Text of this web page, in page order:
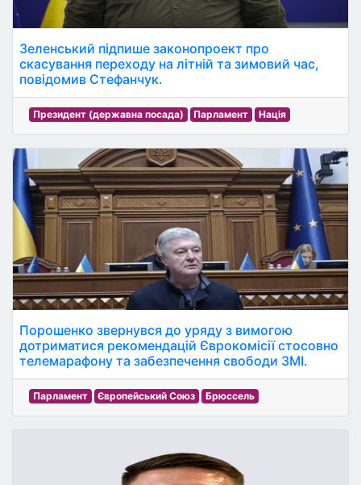
Зеленський підпише законопроект про
скасування переходу на літній та зимовий час,
повідомив Стефанчук.
Президент (державна посада) Парламент Нація
Порошенко звернувся до уряду з вимогою
дотриматися рекомендацій Єврокомісії стосовно
телемарафону та забезпечення свободи ЗМІ.
Парламент Європейський Союз Брюссель